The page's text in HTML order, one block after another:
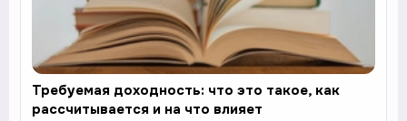
Требуемая доходность: что это такое, как
рассчитывается и на что влияет